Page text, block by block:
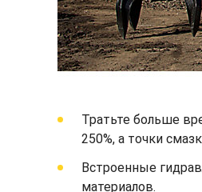
Тратьте больше
250%, а точки
Встроенные
материалов.